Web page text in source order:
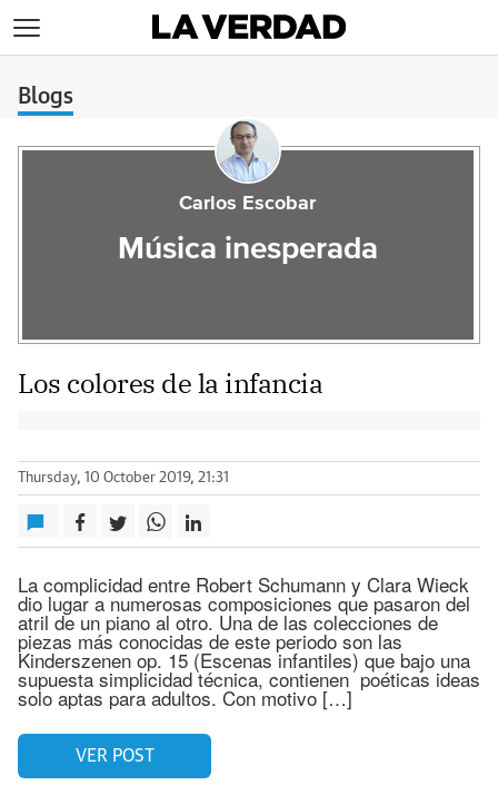
Blogs
Carlos Escobar
Música inesperada
Los colores de la infancia
Thursday, 10 October 2019, 21:31
La complicidad entre Robert Schumann y Clara Wieck
dio lugar a numerosas composiciones que pasaron del
atril de un piano al otro. Una de las colecciones de
piezas más conocidas de este periodo son las
Kinderszenen op. 15 (Escenas infantiles) que bajo una
supuesta simplicidad técnica, contienen poéticas ideas
solo aptas para adultos. Con motivo […]
VER POST